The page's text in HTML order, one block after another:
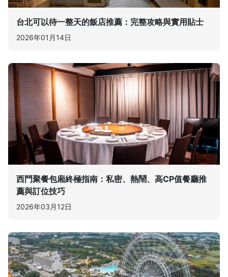
台北可以待一整天的飯店推薦：完整攻略與實用貼士
2026年01月14日
西門聚餐包廂終極指南：私密、熱鬧、高CP值餐廳推
薦與訂位技巧
2026年03月12日